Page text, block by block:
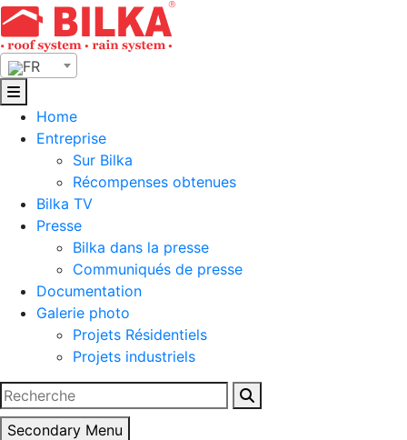
Skip
to
content
FR
Home
Entreprise
Sur Bilka
Récompenses obtenues
Bilka TV
Presse
Bilka dans la presse
Communiqués de presse
Documentation
Galerie photo
Projets Résidentiels
Projets industriels
Rechercher :
Secondary Menu